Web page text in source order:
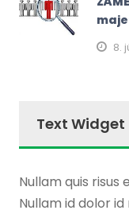
8.
Text Widget
Nullam quis risus
Nullam id dolor